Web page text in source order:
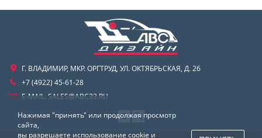
Г. ВЛАДИМИР, МКР. ОРГТРУД, УЛ. ОКТЯБРЬСКАЯ, Д. 26
+7 (4922) 45-61-28
E-MAIL: SALES@ABC33.RU
Нажимая "принять" или продолжая просмотр
сайта,
вы разрешаете использование cookie и